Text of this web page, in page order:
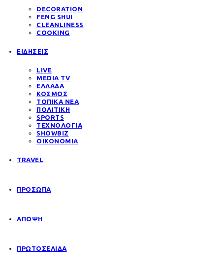
DECORATION
FENG SHUI
CLEANLINESS
COOKING
ΕΙΔΗΣΕΙΣ
LIVE
MEDIA TV
ΕΛΛΑΔΑ
ΚΟΣΜΟΣ
ΤΟΠΙΚΑ ΝΕΑ
ΠΟΛΙΤΙΚΗ
SPORTS
ΤΕΧΝΟΛΟΓΙΑ
SHOWBIZ
ΟΙΚΟΝΟΜΙΑ
TRAVEL
ΠΡΟΣΩΠΑ
ΑΠΟΨΗ
ΠΡΩΤΟΣΕΛΙΔΑ